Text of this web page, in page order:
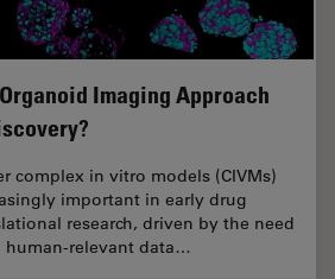
Imaging Approach
complex in vitro models (CIVMs)
important in early drug
research, driven by the need
human-relevant data…